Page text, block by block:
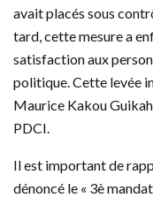
avait placés sous
tard, cette mesure a
satisfaction aux
politique. Cette levée
Maurice Kakou
PDCI.
Il est important de
dénoncé le « 3è